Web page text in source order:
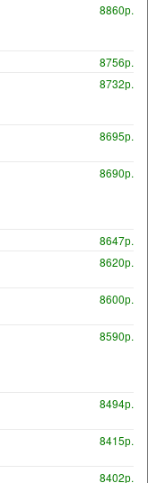
8860р.
8756р.
8732р.
8695р.
8690р.
8647р.
8620р.
8600р.
8590р.
8494р.
8415р.
8402р.